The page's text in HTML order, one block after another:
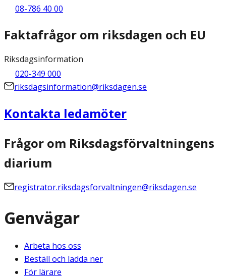
08-786 40 00
Faktafrågor om riksdagen och EU
Riksdagsinformation
020-349 000
riksdagsinformation@riksdagen.se
Kontakta ledamöter
Frågor om Riksdagsförvaltningens
diarium
registrator.riksdagsforvaltningen@riksdagen.se
Genvägar
Arbeta hos oss
Beställ och ladda ner
För lärare